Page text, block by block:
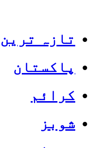
تازہ ترین
پاکستان
کرائم
شوبز
Categories
Top News